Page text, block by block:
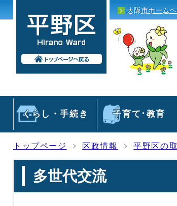
大阪市ホーム
くらし・手続き 子育て･教育
トップページ 区政情報 平野区の
多世代交流